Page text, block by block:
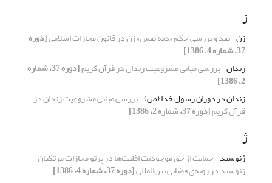
ز
زن نقد و بررسی حکم «دیه نفس» زن در قانون مجازات اسلامی[دوره
37، شماره 4، 1386]
زندان بررسی مبانی مشروعیت زندان در قرآن کریم [دوره 37، شماره
2، 1386]
زندان در دوران رسول خدا (ص) بررسی مبانی مشروعیت زندان در
قرآن کریم[دوره 37، شماره 2، 1386]
ژ
ژنوسید حمایت از حق موجودیت اقلیت‌ها در پرتو مجازات مرتکبان
ژنوسید در رویه‌ی قضایی بین‌المللی[دوره 37، شماره 4، 1386]